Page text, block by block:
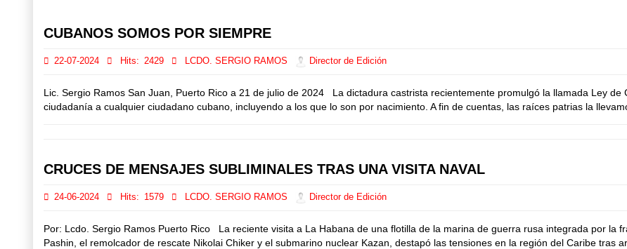
CUBANOS SOMOS POR SIEMPRE
22-07-2024 Hits: 2429 LCDO. SERGIO RAMOS Director de Edición
Lic. Sergio Ramos San Juan, Puerto Rico a 21 de julio de 2024 La dictadura castrista recientemente promulgó la llamada Ley
ciudadanía a cualquier ciudadano cubano, incluyendo a los que lo son por nacimiento. A fin de cuentas, las raíces patrias la
CRUCES DE MENSAJES SUBLIMINALES TRAS UNA VISITA NAVAL
24-06-2024 Hits: 1579 LCDO. SERGIO RAMOS Director de Edición
Por: Lcdo. Sergio Ramos Puerto Rico La reciente visita a La Habana de una flotilla de la marina de guerra rusa integrada por la
Pashin, el remolcador de rescate Nikolai Chiker y el submarino nuclear Kazan, destapó las tensiones en la región del Caribe tras